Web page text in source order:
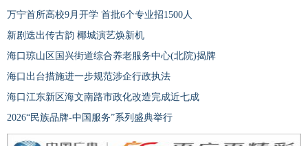
万宁首所高校9月开学 首批6个专业招1500人
新剧迭出传古韵 椰城演艺焕新机
海口琼山区国兴街道综合养老服务中心(北院)揭牌
海口出台措施进一步规范涉企行政执法
海口江东新区海文南路市政化改造完成近七成
2026“民族品牌-中国服务”系列盛典举行